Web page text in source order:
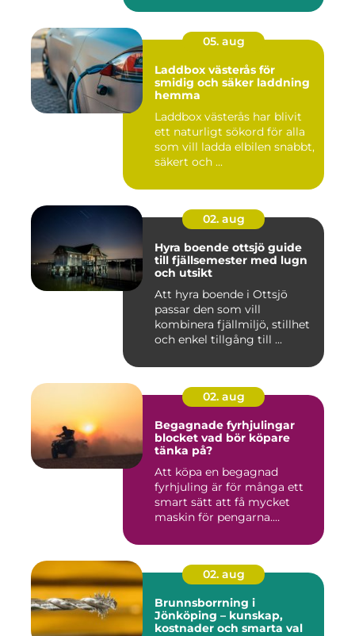
05. aug
Laddbox västerås för
smidig och säker laddning
hemma
Laddbox västerås har blivit
ett naturligt sökord för alla
som vill ladda elbilen snabbt,
säkert och ...
02. aug
Hyra boende ottsjö guide
till fjällsemester med lugn
och utsikt
Att hyra boende i Ottsjö
passar den som vill
kombinera fjällmiljö, stillhet
och enkel tillgång till ...
02. aug
Begagnade fyrhjulingar
blocket vad bör köpare
tänka på?
Att köpa en begagnad
fyrhjuling är för många ett
smart sätt att få mycket
maskin för pengarna.
02. aug
Brunnsborrning i
Jönköping – kunskap,
kostnader och smarta val